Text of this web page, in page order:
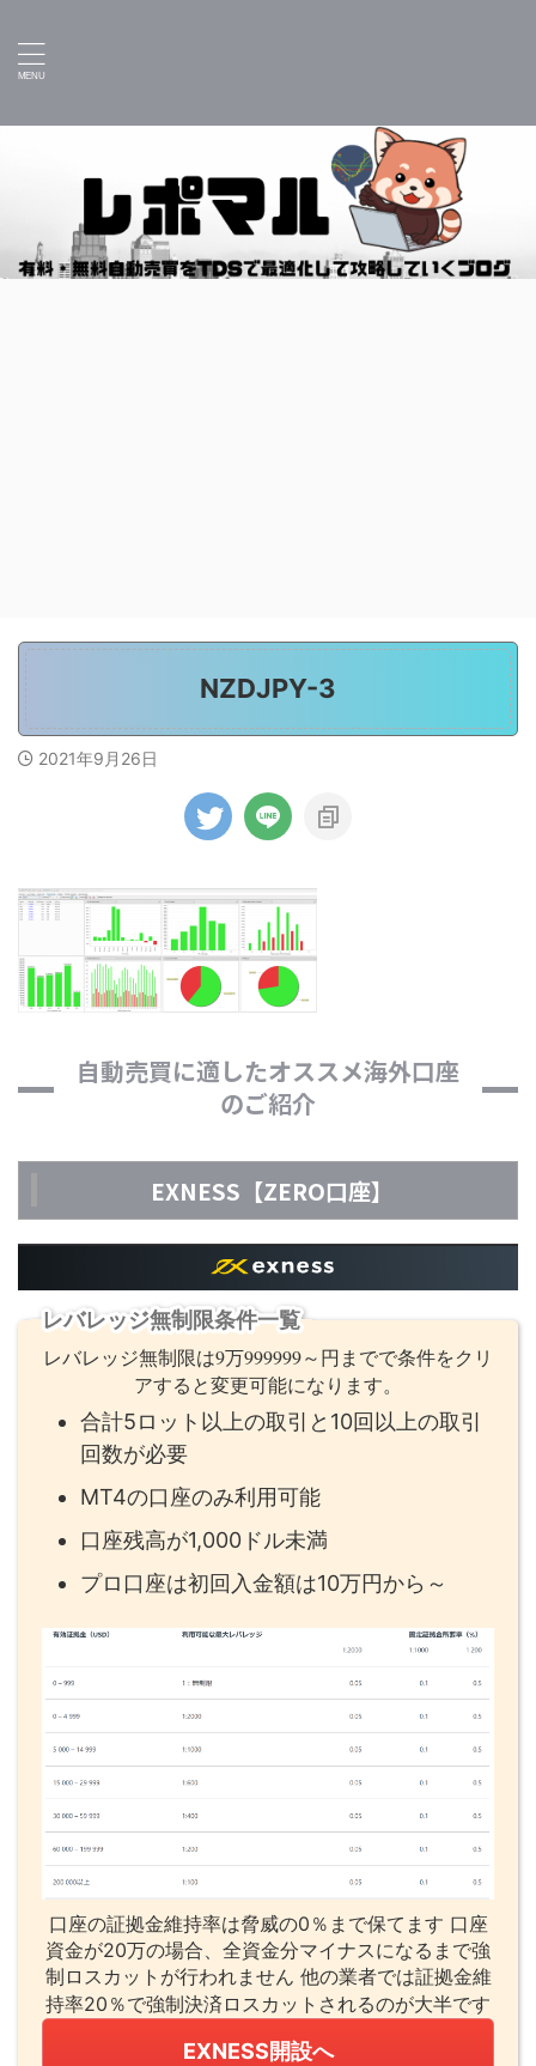
NZDJPY-3
2021年9月26日
自動売買に適したオススメ海外口座
のご紹介
EXNESS【ZERO口座】
レバレッジ無制限条件一覧
レバレッジ無制限は9万999999～円までで条件をクリ
アすると変更可能になります。
合計5ロット以上の取引と10回以上の取引
回数が必要
MT4の口座のみ利用可能
口座残高が1,000ドル未満
プロ口座は初回入金額は10万円から～
口座の証拠金維持率は脅威の0％まで保てます 口座
資金が20万の場合、全資金分マイナスになるまで強
制ロスカットが行われません 他の業者では証拠金維
持率20％で強制決済ロスカットされるのが大半です
EXNESS開設へ